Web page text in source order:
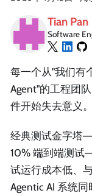
Tian Pan
Software
每一个从"我们有
Agent"的工程团
件开始失去意义。
经典测试金字塔
10% 端到端测试
试运行成本低、
Agentic AI 系统